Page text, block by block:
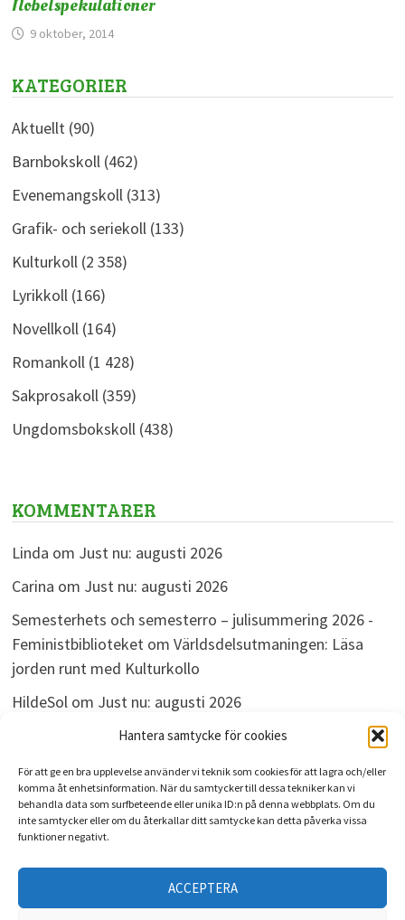
Hantera samtycke för cookies
För att ge en bra upplevelse använder vi teknik som cookies för att lagra och/eller
komma åt enhetsinformation. När du samtycker till dessa tekniker kan vi
behandla data som surfbeteende eller unika ID:n på denna webbplats. Om du
inte samtycker eller om du återkallar ditt samtycke kan detta påverka vissa
funktioner negativt.
ACCEPTERA
Nobelspekulationer
9 oktober, 2014
KATEGORIER
Aktuellt(90)
Barnbokskoll(462)
Evenemangskoll(313)
Grafik- och seriekoll(133)
Kulturkoll(2 358)
Lyrikkoll(166)
Novellkoll(164)
Romankoll(1 428)
Sakprosakoll(359)
Ungdomsbokskoll(438)
KOMMENTARER
Linda om Just nu: augusti 2026
Carina om Just nu: augusti 2026
Semesterhets och semesterro – julisummering 2026 -
Feministbiblioteketom Världsdelsutmaningen: Läsa
jorden runt med Kulturkollo
HildeSolom Just nu: augusti 2026
omJust nu: augusti 2026
ARKIV